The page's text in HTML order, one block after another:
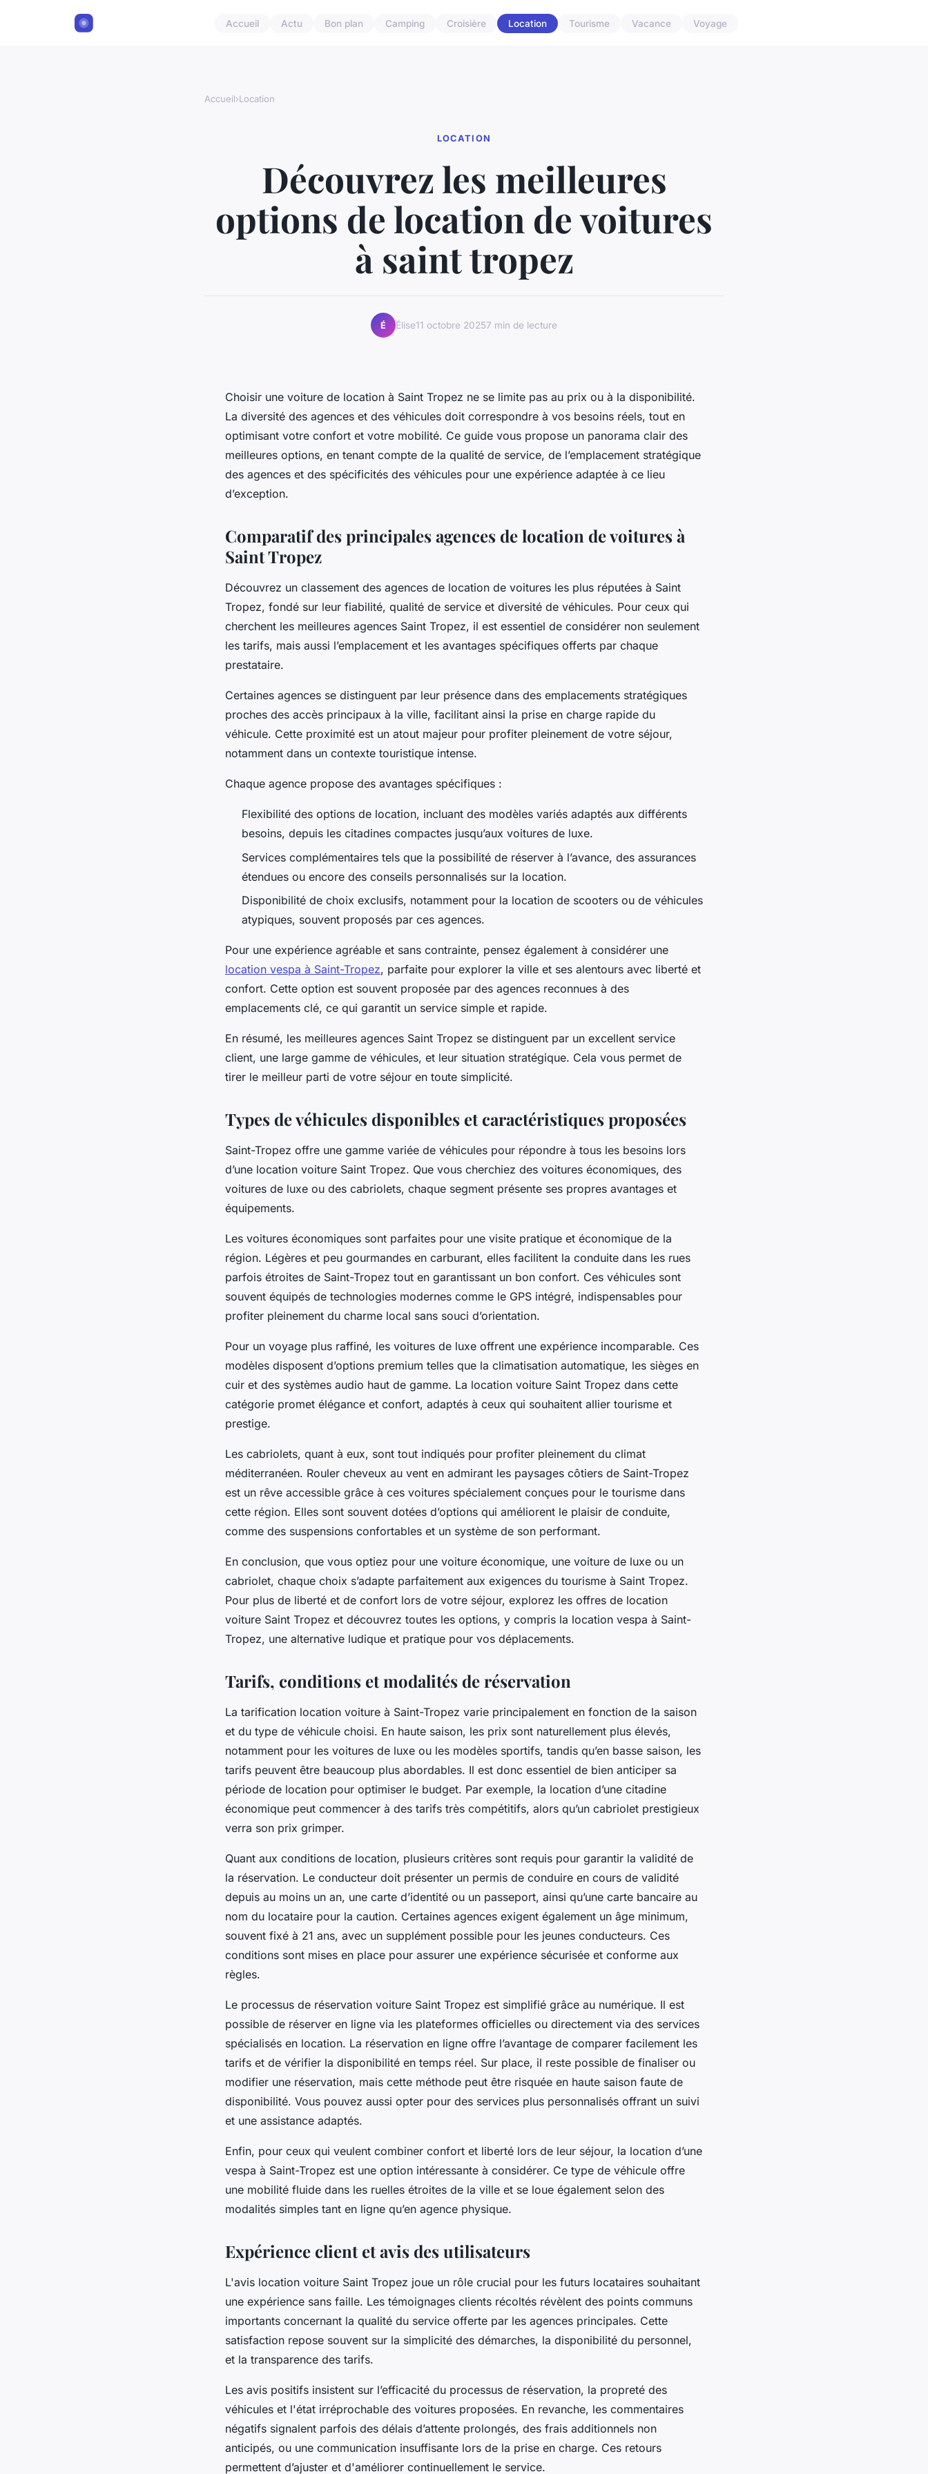
Accueil Actu Bon plan Camping Croisière Location Tourisme Vacance Voyage
Accueil›Location
LOCATION
Découvrez les meilleures
options de location de voitures
à saint tropez
É Élise11 octobre 20257 min de lecture
Choisir une voiture de location à Saint Tropez ne se limite pas au prix ou à la disponibilité.
La diversité des agences et des véhicules doit correspondre à vos besoins réels, tout en
optimisant votre confort et votre mobilité. Ce guide vous propose un panorama clair des
meilleures options, en tenant compte de la qualité de service, de l’emplacement stratégique
des agences et des spécificités des véhicules pour une expérience adaptée à ce lieu
d’exception.
Comparatif des principales agences de location de voitures à
Saint Tropez
Découvrez un classement des agences de location de voitures les plus réputées à Saint
Tropez, fondé sur leur fiabilité, qualité de service et diversité de véhicules. Pour ceux qui
cherchent les meilleures agences Saint Tropez, il est essentiel de considérer non seulement
les tarifs, mais aussi l’emplacement et les avantages spécifiques offerts par chaque
prestataire.
Certaines agences se distinguent par leur présence dans des emplacements stratégiques
proches des accès principaux à la ville, facilitant ainsi la prise en charge rapide du
véhicule. Cette proximité est un atout majeur pour profiter pleinement de votre séjour,
notamment dans un contexte touristique intense.
Chaque agence propose des avantages spécifiques :
Flexibilité des options de location, incluant des modèles variés adaptés aux différents
besoins, depuis les citadines compactes jusqu’aux voitures de luxe.
Services complémentaires tels que la possibilité de réserver à l’avance, des assurances
étendues ou encore des conseils personnalisés sur la location.
Disponibilité de choix exclusifs, notamment pour la location de scooters ou de véhicules
atypiques, souvent proposés par ces agences.
Pour une expérience agréable et sans contrainte, pensez également à considérer une
location vespa à Saint-Tropez, parfaite pour explorer la ville et ses alentours avec liberté et
confort. Cette option est souvent proposée par des agences reconnues à des
emplacements clé, ce qui garantit un service simple et rapide.
En résumé, les meilleures agences Saint Tropez se distinguent par un excellent service
client, une large gamme de véhicules, et leur situation stratégique. Cela vous permet de
tirer le meilleur parti de votre séjour en toute simplicité.
Types de véhicules disponibles et caractéristiques proposées
Saint-Tropez offre une gamme variée de véhicules pour répondre à tous les besoins lors
d’une location voiture Saint Tropez. Que vous cherchiez des voitures économiques, des
voitures de luxe ou des cabriolets, chaque segment présente ses propres avantages et
équipements.
Les voitures économiques sont parfaites pour une visite pratique et économique de la
région. Légères et peu gourmandes en carburant, elles facilitent la conduite dans les rues
parfois étroites de Saint-Tropez tout en garantissant un bon confort. Ces véhicules sont
souvent équipés de technologies modernes comme le GPS intégré, indispensables pour
profiter pleinement du charme local sans souci d’orientation.
Pour un voyage plus raffiné, les voitures de luxe offrent une expérience incomparable. Ces
modèles disposent d’options premium telles que la climatisation automatique, les sièges en
cuir et des systèmes audio haut de gamme. La location voiture Saint Tropez dans cette
catégorie promet élégance et confort, adaptés à ceux qui souhaitent allier tourisme et
prestige.
Les cabriolets, quant à eux, sont tout indiqués pour profiter pleinement du climat
méditerranéen. Rouler cheveux au vent en admirant les paysages côtiers de Saint-Tropez
est un rêve accessible grâce à ces voitures spécialement conçues pour le tourisme dans
cette région. Elles sont souvent dotées d’options qui améliorent le plaisir de conduite,
comme des suspensions confortables et un système de son performant.
En conclusion, que vous optiez pour une voiture économique, une voiture de luxe ou un
cabriolet, chaque choix s’adapte parfaitement aux exigences du tourisme à Saint Tropez.
Pour plus de liberté et de confort lors de votre séjour, explorez les offres de location
voiture Saint Tropez et découvrez toutes les options, y compris la location vespa à Saint-
Tropez, une alternative ludique et pratique pour vos déplacements.
Tarifs, conditions et modalités de réservation
La tarification location voiture à Saint-Tropez varie principalement en fonction de la saison
et du type de véhicule choisi. En haute saison, les prix sont naturellement plus élevés,
notamment pour les voitures de luxe ou les modèles sportifs, tandis qu’en basse saison, les
tarifs peuvent être beaucoup plus abordables. Il est donc essentiel de bien anticiper sa
période de location pour optimiser le budget. Par exemple, la location d’une citadine
économique peut commencer à des tarifs très compétitifs, alors qu’un cabriolet prestigieux
verra son prix grimper.
Quant aux conditions de location, plusieurs critères sont requis pour garantir la validité de
la réservation. Le conducteur doit présenter un permis de conduire en cours de validité
depuis au moins un an, une carte d’identité ou un passeport, ainsi qu’une carte bancaire au
nom du locataire pour la caution. Certaines agences exigent également un âge minimum,
souvent fixé à 21 ans, avec un supplément possible pour les jeunes conducteurs. Ces
conditions sont mises en place pour assurer une expérience sécurisée et conforme aux
règles.
Le processus de réservation voiture Saint Tropez est simplifié grâce au numérique. Il est
possible de réserver en ligne via les plateformes officielles ou directement via des services
spécialisés en location. La réservation en ligne offre l’avantage de comparer facilement les
tarifs et de vérifier la disponibilité en temps réel. Sur place, il reste possible de finaliser ou
modifier une réservation, mais cette méthode peut être risquée en haute saison faute de
disponibilité. Vous pouvez aussi opter pour des services plus personnalisés offrant un suivi
et une assistance adaptés.
Enfin, pour ceux qui veulent combiner confort et liberté lors de leur séjour, la location d’une
vespa à Saint-Tropez est une option intéressante à considérer. Ce type de véhicule offre
une mobilité fluide dans les ruelles étroites de la ville et se loue également selon des
modalités simples tant en ligne qu’en agence physique.
Expérience client et avis des utilisateurs
L'avis location voiture Saint Tropez joue un rôle crucial pour les futurs locataires souhaitant
une expérience sans faille. Les témoignages clients récoltés révèlent des points communs
importants concernant la qualité du service offerte par les agences principales. Cette
satisfaction repose souvent sur la simplicité des démarches, la disponibilité du personnel,
et la transparence des tarifs.
Les avis positifs insistent sur l’efficacité du processus de réservation, la propreté des
véhicules et l'état irréprochable des voitures proposées. En revanche, les commentaires
négatifs signalent parfois des délais d’attente prolongés, des frais additionnels non
anticipés, ou une communication insuffisante lors de la prise en charge. Ces retours
permettent d’ajuster et d'améliorer continuellement le service.